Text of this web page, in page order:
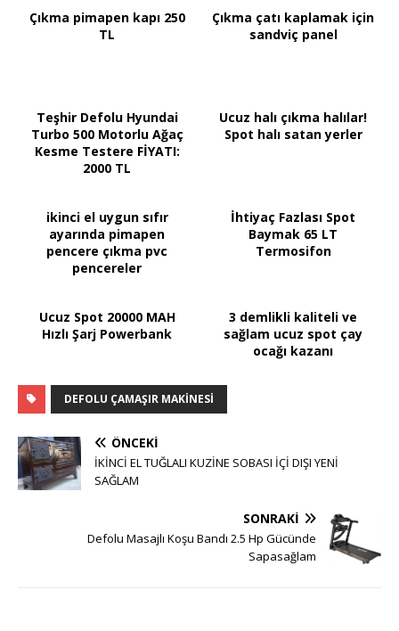
Çıkma pimapen kapı 250
TL
Çıkma çatı kaplamak için
sandviç panel
Teşhir Defolu Hyundai
Turbo 500 Motorlu Ağaç
Kesme Testere FİYATI:
2000 TL
Ucuz halı çıkma halılar!
Spot halı satan yerler
ikinci el uygun sıfır
ayarında pimapen
pencere çıkma pvc
pencereler
İhtiyaç Fazlası Spot
Baymak 65 LT
Termosifon
Ucuz Spot 20000 MAH
Hızlı Şarj Powerbank
3 demlikli kaliteli ve
sağlam ucuz spot çay
ocağı kazanı
DEFOLU ÇAMAŞIR MAKINESI
ÖNCEKI
İKİNCİ EL TUĞLALI KUZİNE SOBASI İÇİ DIŞI YENİ
SAĞLAM
SONRAKI
Defolu Masajlı Koşu Bandı 2.5 Hp Gücünde
Sapasağlam